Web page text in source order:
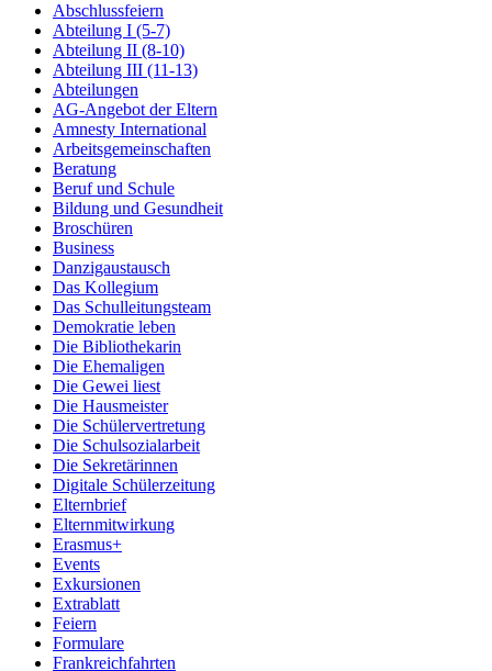
Abschlussfeiern
Abteilung I (5-7)
Abteilung II (8-10)
Abteilung III (11-13)
Abteilungen
AG-Angebot der Eltern
Amnesty International
Arbeitsgemeinschaften
Beratung
Beruf und Schule
Bildung und Gesundheit
Broschüren
Business
Danzigaustausch
Das Kollegium
Das Schulleitungsteam
Demokratie leben
Die Bibliothekarin
Die Ehemaligen
Die Gewei liest
Die Hausmeister
Die Schülervertretung
Die Schulsozialarbeit
Die Sekretärinnen
Digitale Schülerzeitung
Elternbrief
Elternmitwirkung
Erasmus+
Events
Exkursionen
Extrablatt
Feiern
Formulare
Frankreichfahrten